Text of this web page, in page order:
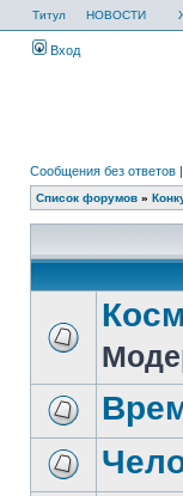
Титул НОВОСТИ
Вход
Сообщения без ответов |
Список форумов »